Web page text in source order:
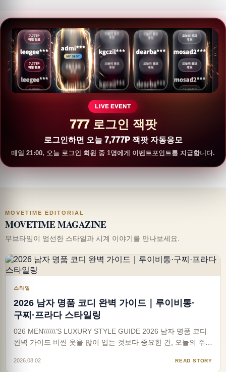
LIVE EVENT
777 로그인 잭팟
로그인하면 오늘 7,777P 잭팟 자동응모
매일 21:00, 오늘 로그인 회원 중 1명에게 이벤트포인트를 지급합니다.
MOVETIME EDITORIAL
MOVETIME MAGAZINE
무브타임이 엄선한 스타일과 시계 이야기를 만나보세요.
스타일
2026 남자 명품 코디 완벽 가이드｜루이비통·
구찌·프라다 스타일링
026 MEN\\\\\\'S LUXURY STYLE GUIDE 2026 남자 명품 코디
완벽 가이드 비싼 옷을 많이 입는 것보다 중요한 건, 오늘의 주인
은 있는데 왜 멋있어 보이지 않을까요? 답은 브랜드가 아니라
2026.08.02 READ STORY